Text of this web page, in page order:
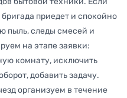
приедет и спокойно
пыль, следы смесей и
на этапе заявки:
комнату, исключить
добавить задачу.
организуем в течение